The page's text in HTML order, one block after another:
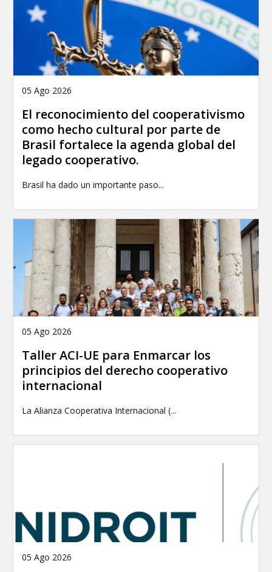
05 Ago 2026
El reconocimiento del cooperativismo
como hecho cultural por parte de
Brasil fortalece la agenda global del
legado cooperativo.
Brasil ha dado un importante paso...
05 Ago 2026
Taller ACI-UE para Enmarcar los
principios del derecho cooperativo
internacional
La Alianza Cooperativa Internacional (...
05 Ago 2026